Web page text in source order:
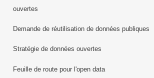
ouvertes
Demande de réutilisation de données publiques
Stratégie de données ouvertes
Feuille de route pour l'open data